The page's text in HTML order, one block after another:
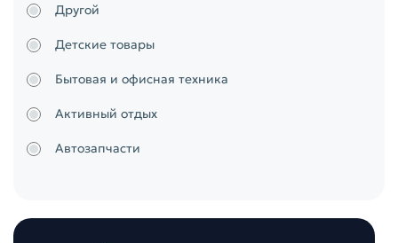
Другой
Детские товары
Бытовая и офисная техника
Активный отдых
Автозапчасти